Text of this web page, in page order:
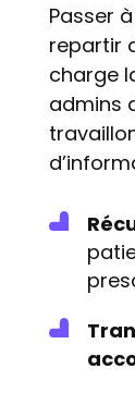
Passer
repartir
charge
admins